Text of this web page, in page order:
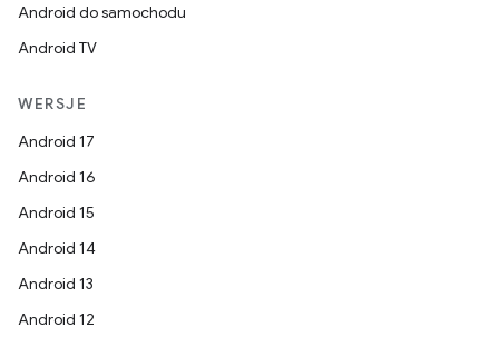
Android do samochodu
Android TV
WERSJE
Android 17
Android 16
Android 15
Android 14
Android 13
Android 12